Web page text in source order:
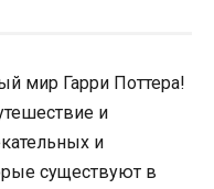
мир Гарри Поттера!
и
и
существуют в